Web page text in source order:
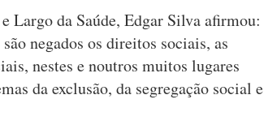
Largo da Saúde, Edgar Silva afirmou:
negados os direitos sociais, as
nestes e noutros muitos lugares
da exclusão, da segregação social e